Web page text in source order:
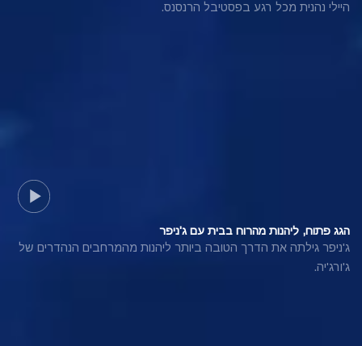
היילי נהנית מכל רגע בפסטיבל הרנסנס.
הגג פתוח, ליהנות מהרוח בבית עם ג'ניפר
ג'ניפר גילתה את הדרך הטובה ביותר ליהנות מהמרחבים הנהדרים של
ג'ורג'יה.